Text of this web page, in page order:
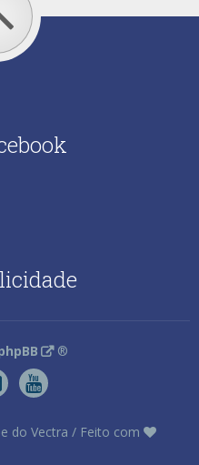
®
do Vectra / Feito com